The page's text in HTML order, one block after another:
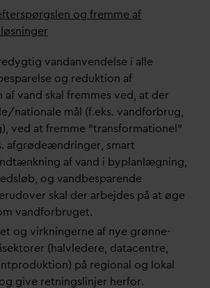
og fremme af
vandanvendelse i alle
og reduktion af
af vand skal fremmes ved, at der
nationale mål (f.eks. vandforbrug,
ved at fremme ”transformationel”
afgrødeændringer, smart
af vand i byplanlægning,
og vandbesparende
skal der arbejdes på at øge
vandforbruget.
og virkningerne af nye grønne-
(halvledere, datacentre,
på regional og lokal
give retningslinjer herfor.